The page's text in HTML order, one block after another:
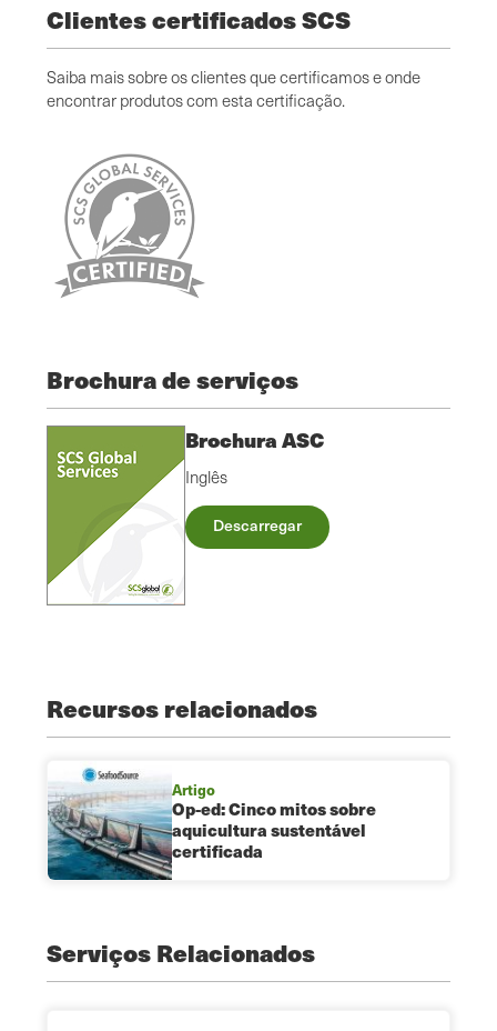
Clientes certificados SCS
Saiba mais sobre os clientes que certificamos e onde
encontrar produtos com esta certificação.
Brochura de serviços
Brochura ASC
Inglês
Descarregar
Recursos relacionados
Artigo
Op-ed: Cinco mitos sobre
aquicultura sustentável
certificada
Serviços Relacionados